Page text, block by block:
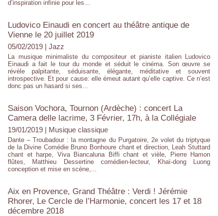
d’inspiration infinie pour les...
Ludovico Einaudi en concert au théâtre antique de
Vienne le 20 juillet 2019
05/02/2019 | Jazz
La musique minimaliste du compositeur et pianiste italien Ludovico
Einaudi a fait le tour du monde et séduit le cinéma. Son œuvre se
révèle palpitante, séduisante, élégante, méditative et souvent
introspective. Et pour cause: elle émeut autant qu’elle captive. Ce n’est
donc pas un hasard si ses...
Saison Vochora, Tournon (Ardèche) : concert La
Camera delle lacrime, 3 Février, 17h, à la Collégiale
19/01/2019 | Musique classique
Dante – Troubadour : la montagne du Purgatoire, 2e volet du triptyque
de la Divine Comédie Bruno Bonhoure chant et direction, Leah Stuttard
chant et harpe, Viva Biancaluna Biffi chant et vièle, Pierre Hamon
flûtes, Matthieu Dessertine comédien-lecteur, Khaï-dong Luong
conception et mise en scène,...
Aix en Provence, Grand Théâtre : Verdi ! Jérémie
Rhorer, Le Cercle de l’Harmonie, concert les 17 et 18
décembre 2018